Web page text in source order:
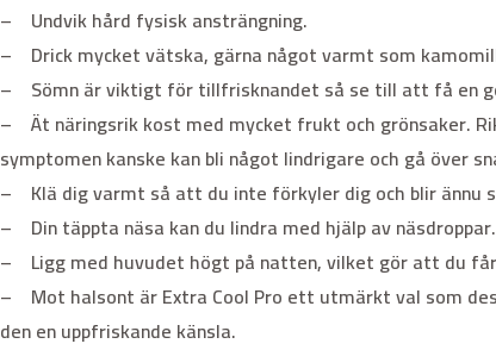
– Undvik hård fysisk ansträngning.
– Drick mycket vätska, gärna något varmt som
– Sömn är viktigt för tillfrisknandet så se till att få en
– Ät näringsrik kost med mycket frukt och grönsaker.
symptomen kanske kan bli något lindrigare och gå över
– Klä dig varmt så att du inte förkyler dig och blir ännu
– Din täppta näsa kan du lindra med hjälp av
– Ligg med huvudet högt på natten, vilket gör att du
– Mot halsont är Extra Cool Pro ett utmärkt val som
den en uppfriskande känsla.